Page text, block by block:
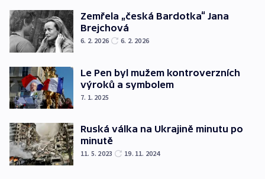
Zemřela „česká Bardotka“ Jana
Brejchová
6. 2. 2026 6. 2. 2026
Le Pen byl mužem kontroverzních
výroků a symbolem
7. 1. 2025
Ruská válka na Ukrajině minutu po
minutě
11. 5. 2023 19. 11. 2024